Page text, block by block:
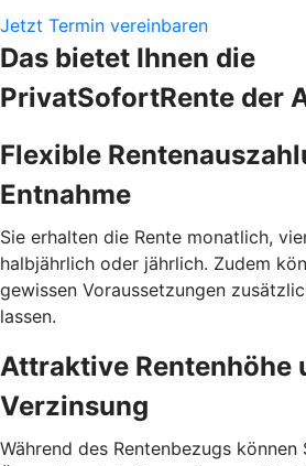
Jetzt Termin vereinbaren
Das bietet Ihnen die
PrivatSofortRente der
Flexible
Entnahme
Sie erhalten die Rente monatlich,
halbjährlich oder jährlich. Zudem
gewissen Voraussetzungen
lassen.
Attraktive Rentenhöhe
Verzinsung
Während des Rentenbezugs können